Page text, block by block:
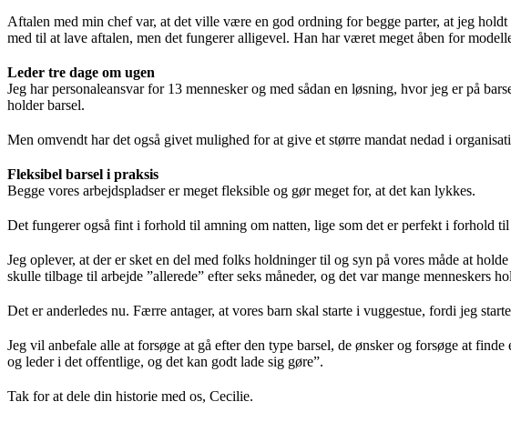
Aftalen med min chef var, at det ville være en god ordning for begge parter, at jeg
med til at lave aftalen, men det fungerer alligevel. Han har været meget åben for
Leder tre dage om ugen
Jeg har personaleansvar for 13 mennesker og med sådan en løsning, hvor jeg er på
holder barsel.
Men omvendt har det også givet mulighed for at give et større mandat nedad i
Fleksibel barsel i praksis
Begge vores arbejdspladser er meget fleksible og gør meget for, at det kan lykkes.
Det fungerer også fint i forhold til amning om natten, lige som det er perfekt i forhold
Jeg oplever, at der er sket en del med folks holdninger til og syn på vores måde at
skulle tilbage til arbejde ”allerede” efter seks måneder, og det var mange menneskers
Det er anderledes nu. Færre antager, at vores barn skal starte i vuggestue, fordi jeg
Jeg vil anbefale alle at forsøge at gå efter den type barsel, de ønsker og forsøge at
og leder i det offentlige, og det kan godt lade sig gøre”.
Tak for at dele din historie med os, Cecilie.